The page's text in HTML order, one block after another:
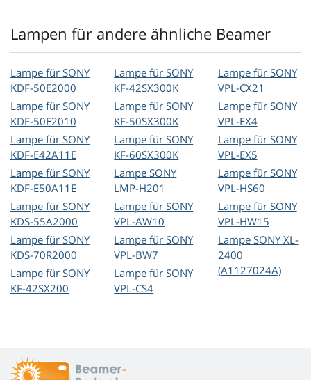
Lampen für andere ähnliche Beamer
Lampe für SONY
KDF-50E2000
Lampe für SONY
KDF-50E2010
Lampe für SONY
KDF-E42A11E
Lampe für SONY
KDF-E50A11E
Lampe für SONY
KDS-55A2000
Lampe für SONY
KDS-70R2000
Lampe für SONY
KF-42SX200
Lampe für SONY
KF-42SX300K
Lampe für SONY
KF-50SX300K
Lampe für SONY
KF-60SX300K
Lampe SONY
LMP-H201
Lampe für SONY
VPL-AW10
Lampe für SONY
VPL-BW7
Lampe für SONY
VPL-CS4
Lampe für SONY
VPL-CX21
Lampe für SONY
VPL-EX4
Lampe für SONY
VPL-EX5
Lampe für SONY
VPL-HS60
Lampe für SONY
VPL-HW15
Lampe SONY XL-
2400
(A1127024A)